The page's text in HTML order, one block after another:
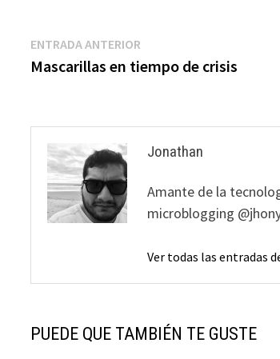
Navegación
de
ENTRADA ANTERIOR
anterior:
Mascarillas en tiempo de crisis
Jonathan
Amante de la
microblogging
Ver todas las entradas
PUEDE QUE TAMBIÉN TE GUSTE